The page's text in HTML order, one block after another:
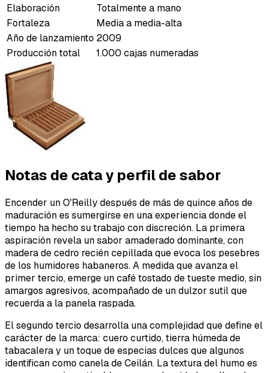
Elaboración
Totalmente a mano
Fortaleza
Media a media-alta
Año de lanzamiento 2009
Producción total
1.000 cajas numeradas
Notas de cata y perfil de sabor
Encender un O'Reilly después de más de quince años de
maduración es sumergirse en una experiencia donde el
tiempo ha hecho su trabajo con discreción. La primera
aspiración revela un sabor amaderado dominante, con
madera de cedro recién cepillada que evoca los pesebres
de los humidores habaneros. A medida que avanza el
primer tercio, emerge un café tostado de tueste medio, sin
amargos agresivos, acompañado de un dulzor sutil que
recuerda a la panela raspada.
El segundo tercio desarrolla una complejidad que define el
carácter de la marca: cuero curtido, tierra húmeda de
tabacalera y un toque de especias dulces que algunos
identifican como canela de Ceilán. La textura del humo es